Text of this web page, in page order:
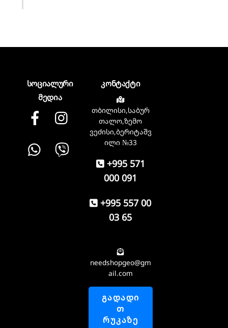
სოციალური
მედია
Facebook instagram
Whatsapp
კონტაქტი
თბილისი,საბურ
თალო,ზემო
ვეძისი,ბერიტაშვ
ილი №33
+995 571
000 091
+995 557 00
03 65
needshopgeo@gm
ail.com
ᲒᲐᲓᲐᲓᲘ
Თ
ᲠᲣᲙᲐᲖᲔ